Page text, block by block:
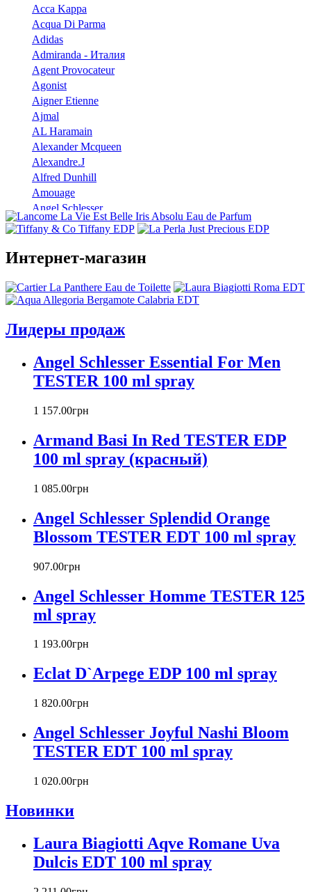
Acca Kappa
Acqua Di Parma
Adidas
Admiranda - Италия
Agent Provocateur
Agonist
Aigner Etienne
Ajmal
AL Haramain
Alexander Mcqueen
Alexandre.J
Alfred Dunhill
Amouage
Angel Schlesser
Anna Sui
Annayake
Annick Goutal
Antonio Banderas
Aramis
Armaf
Atelier Cologne
Badgley Mischka
Baldinini
Banana Republic
Barex
Beyonce
Bill Blass
Biotherm
Blumarine
Bottega Veneta
Boucheron
Bourjois
Britney Spears
Bruno Banani
Burberry
Bvlgari
Byblos
Calvin Klein
Canali
Carla Fracci
Carolina Herrera
Caron
Cartier
Chanel
Chloe
Chopard
Christian Audigier
Christian Dior
Интернет-магазин
Лидеры продаж
Angel Schlesser Essential For Men
TESTER 100 ml spray
1 157.00грн
Armand Basi In Red TESTER EDP
100 ml spray (красный)
1 085.00грн
Angel Schlesser Splendid Orange
Blossom TESTER EDT 100 ml spray
907.00грн
Angel Schlesser Homme TESTER 125
ml spray
1 193.00грн
Eclat D`Arpege EDP 100 ml spray
1 820.00грн
Angel Schlesser Joyful Nashi Bloom
TESTER EDT 100 ml spray
1 020.00грн
Новинки
Laura Biagiotti Aqve Romane Uva
Dulcis EDT 100 ml spray